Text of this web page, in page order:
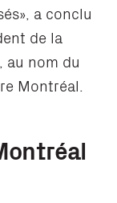
a conclu
de la
au nom du
Montréal.